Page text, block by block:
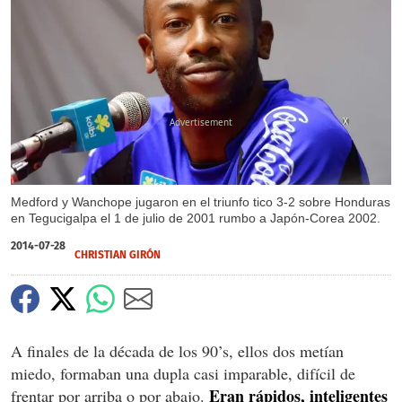
Medford y Wanchope jugaron en el triunfo tico 3-2 sobre Honduras
en Tegucigalpa el 1 de julio de 2001 rumbo a Japón-Corea 2002.
X
2014-07-28
CHRISTIAN GIRÓN
A finales de la década de los 90’s, ellos dos metían
miedo, formaban una dupla casi imparable, difícil de
frentar por arriba o por abajo. Eran rápidos, inteligentes